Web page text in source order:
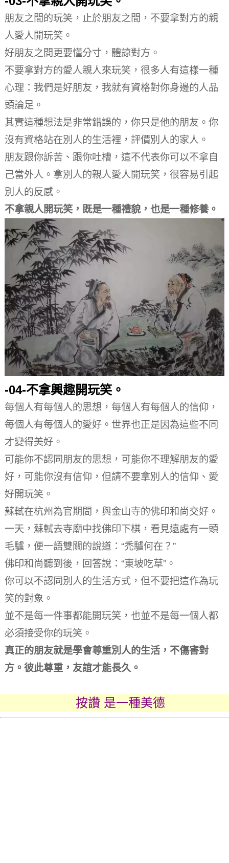
朋友之間的玩笑，止於朋友之間，不要拿對方的親
人愛人開玩笑。
好朋友之間更要懂分寸，體諒對方。
不要拿對方的愛人親人來玩笑，很多人有這樣一種
心理：我們是好朋友，我就有資格對你身邊的人品
頭論足。
其實這種想法是非常錯誤的，你只是他的朋友。 你
沒有資格站在別人的生活裡，評價別人的家人。
朋友跟你訴苦、跟你吐槽，這不代表你可以不拿自
己當外人。 拿別人的親人愛人開玩笑，很容易引起
別人的反感。
不拿親人開玩笑，既是一種禮貌，也是一種修養。
-04-不拿興趣開玩笑。
每個人有每個人的思想，每個人有每個人的信仰，
每個人有每個人的愛好。 世界也正是因為這些不同
才變得美好。
可能你不認同朋友的思想，可能你不理解朋友的愛
好，可能你沒有信仰，但請不要拿別人的信仰、愛
好開玩笑。
蘇軾在杭州為官期間，與金山寺的佛印和尚交好。
一天，蘇軾去寺廟中找佛印下棋，看見遠處有一頭
毛驢，便一語雙關的說道：“禿驢何在？”
佛印和尚聽到後，回答說：“東坡吃草”。
你可以不認同別人的生活方式，但不要把這作為玩
笑的對象。
並不是每一件事都能開玩笑，也並不是每一個人都
必須接受你的玩笑。
真正的朋友就是學會尊重別人的生活，不傷害對
方。彼此尊重，友誼才能長久。
按讚 是一種美德